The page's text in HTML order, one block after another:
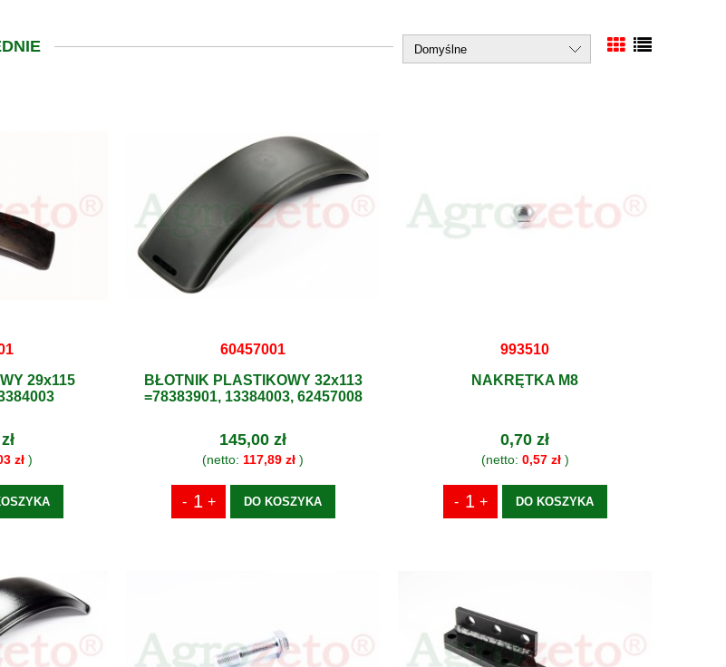
29x115
zł)
60457001
BŁOTNIK PLASTIKOWY 32x113
=78383901, 13384003, 62457008
145,00 zł
(netto: 117,89 zł )
DO KOSZYKA
993510
NAKRĘTKA M8
0,70 zł
(netto: 0,57 zł)
DO KOSZYKA